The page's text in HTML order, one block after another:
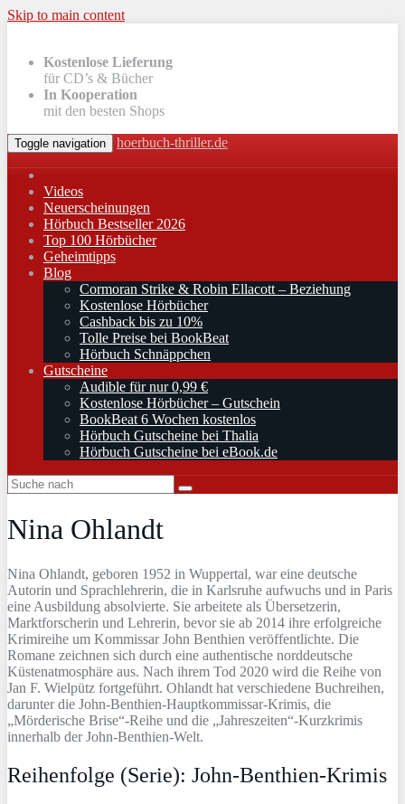
Skip to main content
Kostenlose Lieferung
für CD’s & Bücher
In Kooperation
mit den besten Shops
Toggle navigation hoerbuch-thriller.de
Videos
Neuerscheinungen
Hörbuch Bestseller 2026
Top 100 Hörbücher
Geheimtipps
Blog
Cormoran Strike & Robin Ellacott – Beziehung
Kostenlose Hörbücher
Cashback bis zu 10%
Tolle Preise bei BookBeat
Hörbuch Schnäppchen
Gutscheine
Audible für nur 0,99 €
Kostenlose Hörbücher – Gutschein
BookBeat 6 Wochen kostenlos
Hörbuch Gutscheine bei Thalia
Hörbuch Gutscheine bei eBook.de
Nina Ohlandt
Nina Ohlandt, geboren 1952 in Wuppertal, war eine deutsche
Autorin und Sprachlehrerin, die in Karlsruhe aufwuchs und in Paris
eine Ausbildung absolvierte. Sie arbeitete als Übersetzerin,
Marktforscherin und Lehrerin, bevor sie ab 2014 ihre erfolgreiche
Krimireihe um Kommissar John Benthien veröffentlichte. Die
Romane zeichnen sich durch eine authentische norddeutsche
Küstenatmosphäre aus. Nach ihrem Tod 2020 wird die Reihe von
Jan F. Wielpütz fortgeführt. Ohlandt hat verschiedene Buchreihen,
darunter die John-Benthien-Hauptkommissar-Krimis, die
„Mörderische Brise“-Reihe und die „Jahreszeiten“-Kurzkrimis
innerhalb der John-Benthien-Welt.
Reihenfolge (Serie): John-Benthien-Krimis